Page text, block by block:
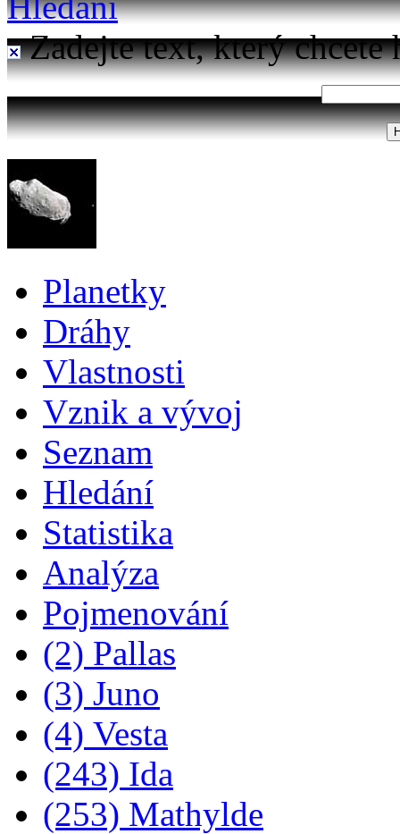
Zadejte text, který chcete
Planetky
Dráhy
Vlastnosti
Vznik a vývoj
Seznam
Hledání
Statistika
Analýza
Pojmenování
(2) Pallas
(3) Juno
(4) Vesta
(243) Ida
(253) Mathylde